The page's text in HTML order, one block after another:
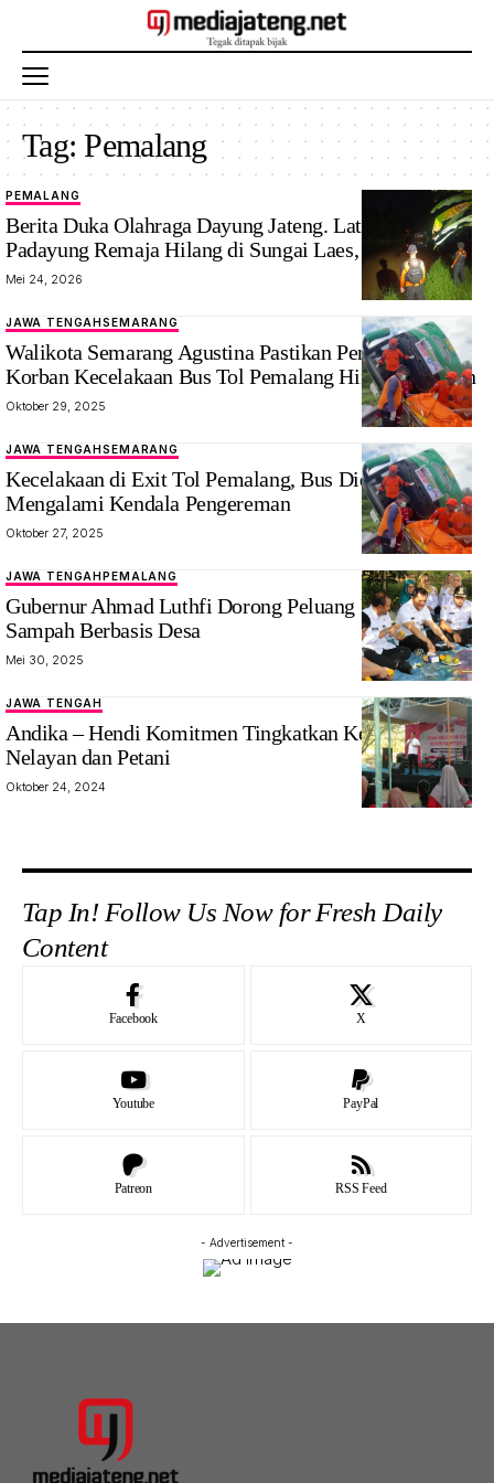
Tag:Pemalang
PEMALANG
Berita Duka Olahraga Dayung Jateng. Latihan Dua
Padayung Remaja Hilang di Sungai Laes, Pemalang
Mei 24, 2026
JAWA TENGAHSEMARANG
Walikota Semarang Agustina Pastikan Pengobatan
Korban Kecelakaan Bus Tol Pemalang Hingga Sembuh
Oktober 29, 2025
JAWA TENGAHSEMARANG
Kecelakaan di Exit Tol Pemalang, Bus Diduga
Mengalami Kendala Pengereman
Oktober 27, 2025
JAWA TENGAHPEMALANG
Gubernur Ahmad Luthfi Dorong Peluang Pengelolaan
Sampah Berbasis Desa
Mei 30, 2025
JAWA TENGAH
Andika – Hendi Komitmen Tingkatkan Kesejahteraan
Nelayan dan Petani
Oktober 24, 2024
Tap In! Follow Us Now for Fresh Daily
Content
Facebook X
Youtube PayPal
Patreon RSS Feed
- Advertisement -